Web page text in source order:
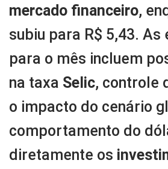
mercado financeiro,
subiu para R$ 5,43.
para o mês incluem
na taxa Selic, controle
o impacto do cenário
comportamento do
diretamente os